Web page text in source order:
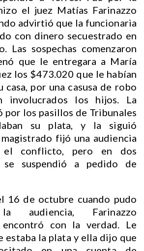
el juez Matías Farinazzo
advirtió que la funcionaria
con dinero secuestrado en
Las sospechas comenzaron
que le entregara a María
los $473.020 que le habían
casa, por una casusa de robo
involucrados los hijos. La
por los pasillos de Tribunales
su plata, y la siguió
fijó una audiencia
el conflicto, pero en dos
se suspendió a pedido de
16 de octubre cuando pudo
audiencia, Farinazzo
encontró con la verdad. Le
estaba la plata y ella dijo que